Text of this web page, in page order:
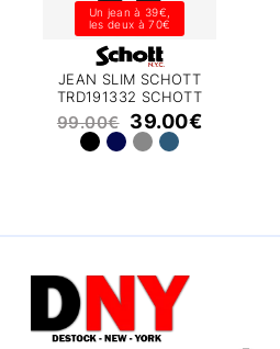
Un jean à 39€,
les deux à 70€
JEAN SLIM SCHOTT
TRD191332 SCHOTT
99.00€ 39.00€